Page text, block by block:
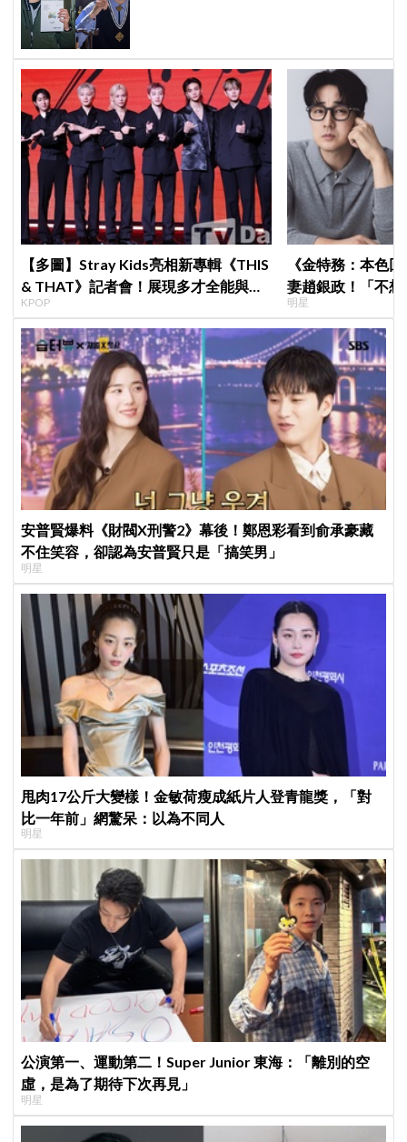
【多圖】Stray Kids亮相新專輯《THIS
& THAT》記者會！展現多才全能與滿
滿自信，預告「以熱治熱」炸裂夏日音
樂圈
KPOP
《金特務：本色
妻趙銀政！「不
一句話展現滿滿
明星
安普賢爆料《財閥X刑警2》幕後！鄭恩彩看到俞承豪藏
不住笑容，卻認為安普賢只是「搞笑男」
明星
甩肉17公斤大變樣！金敏荷瘦成紙片人登青龍獎，「對
比一年前」網驚呆：以為不同人
明星
公演第一、運動第二！Super Junior 東海：「離別的空
虛，是為了期待下次再見」
明星